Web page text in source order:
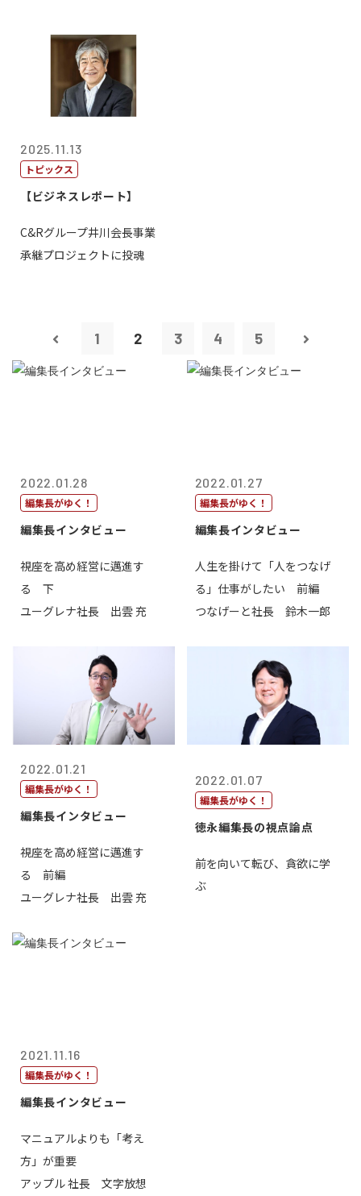
2025.11.13
トピックス
【ビジネスレポート】
C&Rグループ井川会長事業
承継プロジェクトに投魂
1 2 3 4 5
2022.01.28
編集長がゆく！
編集長インタビュー
視座を高め経営に邁進す
る 下
ユーグレナ社長 出雲 充
2022.01.27
編集長がゆく！
編集長インタビュー
人生を掛けて「人をつなげ
る」仕事がしたい 前編
つなげーと社長 鈴木一郎
2022.01.21
編集長がゆく！
編集長インタビュー
視座を高め経営に邁進す
る 前編
ユーグレナ社長 出雲 充
2022.01.07
編集長がゆく！
徳永編集長の視点論点
前を向いて転び、貪欲に学
ぶ
2021.11.16
編集長がゆく！
編集長インタビュー
マニュアルよりも「考え
方」が重要
アップル 社長 文字放想